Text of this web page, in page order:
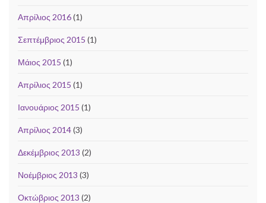
Απρίλιος 2016(1)
Σεπτέμβριος 2015 (1)
Μάιος 2015 (1)
Απρίλιος 2015 (1)
Ιανουάριος 2015 (1)
Απρίλιος 2014(3)
Δεκέμβριος 2013 (2)
Νοέμβριος 2013 (3)
Οκτώβριος 2013 (2)